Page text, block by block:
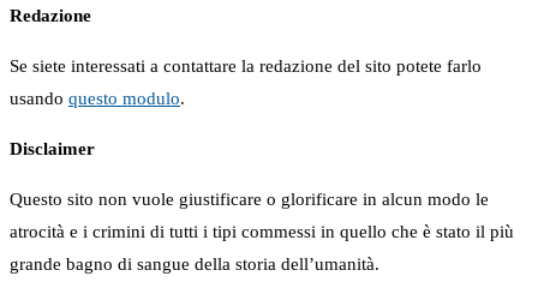
Redazione
Se siete interessati a contattare la redazione del sito potete farlo
usando questo modulo.
Disclaimer
Questo sito non vuole giustificare o glorificare in alcun modo le
atrocità e i crimini di tutti i tipi commessi in quello che è stato il più
grande bagno di sangue della storia dell’umanità.